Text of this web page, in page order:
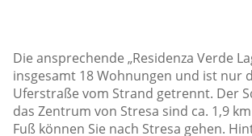
Die ansprechende „Residenza Verde
insgesamt 18 Wohnungen und ist nur
Uferstraße vom Strand getrennt. Der
das Zentrum von Stresa sind ca. 1,9
Fuß können Sie nach Stresa gehen.